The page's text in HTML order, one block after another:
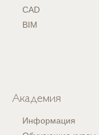
CAD
BIM
Академия
Информация